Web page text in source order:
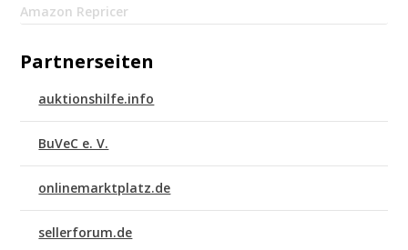
Amazon Repricer
Partnerseiten
auktionshilfe.info
BuVeC e. V.
onlinemarktplatz.de
sellerforum.de